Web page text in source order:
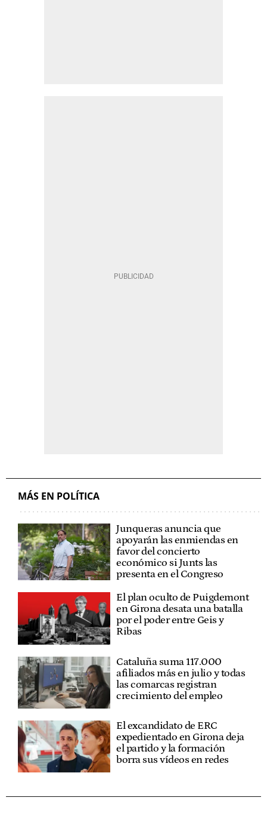
MÁS EN POLÍTICA
Junqueras anuncia que
apoyarán las enmiendas en
favor del concierto
económico si Junts las
presenta en el Congreso
El plan oculto de Puigdemont
en Girona desata una batalla
por el poder entre Geis y
Ribas
Cataluña suma 117.000
afiliados más en julio y todas
las comarcas registran
crecimiento del empleo
El excandidato de ERC
expedientado en Girona deja
el partido y la formación
borra sus vídeos en redes